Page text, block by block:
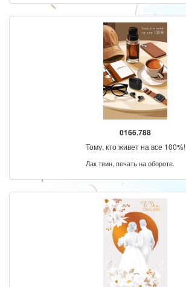
0166.788
Тому, кто живет на все 100%!
Лак твин, печать на обороте.